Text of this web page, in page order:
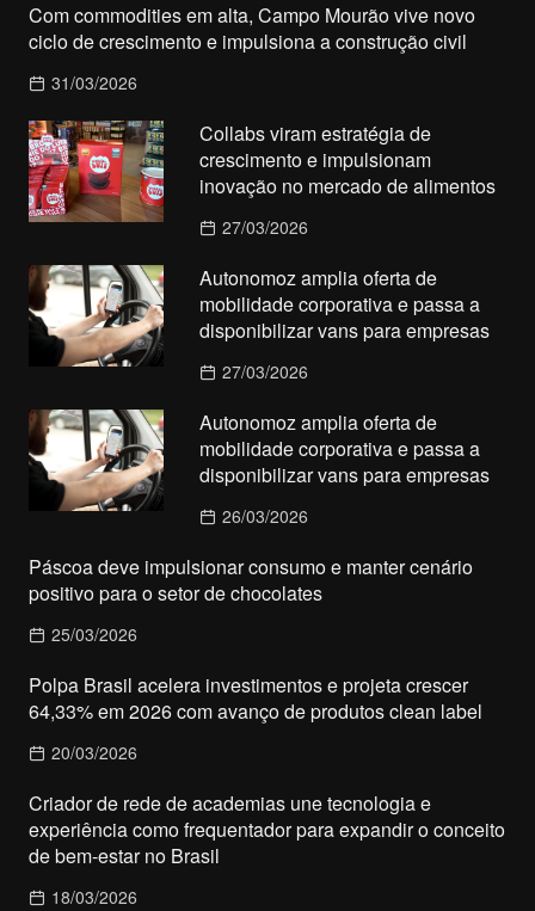
Com commodities em alta, Campo Mourão vive novo
ciclo de crescimento e impulsiona a construção civil
31/03/2026
Collabs viram estratégia de
crescimento e impulsionam
inovação no mercado de alimentos
27/03/2026
Autonomoz amplia oferta de
mobilidade corporativa e passa a
disponibilizar vans para empresas
27/03/2026
Autonomoz amplia oferta de
mobilidade corporativa e passa a
disponibilizar vans para empresas
26/03/2026
Páscoa deve impulsionar consumo e manter cenário
positivo para o setor de chocolates
25/03/2026
Polpa Brasil acelera investimentos e projeta crescer
64,33% em 2026 com avanço de produtos clean label
20/03/2026
Criador de rede de academias une tecnologia e
experiência como frequentador para expandir o conceito
de bem-estar no Brasil
18/03/2026